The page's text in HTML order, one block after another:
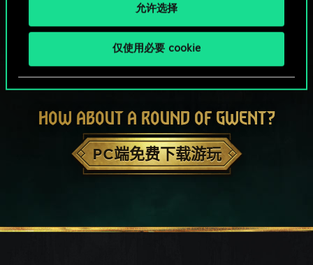
允许选择
仅使用必要 cookie
HOW ABOUT A ROUND OF GWENT?
PC端免费下载游玩